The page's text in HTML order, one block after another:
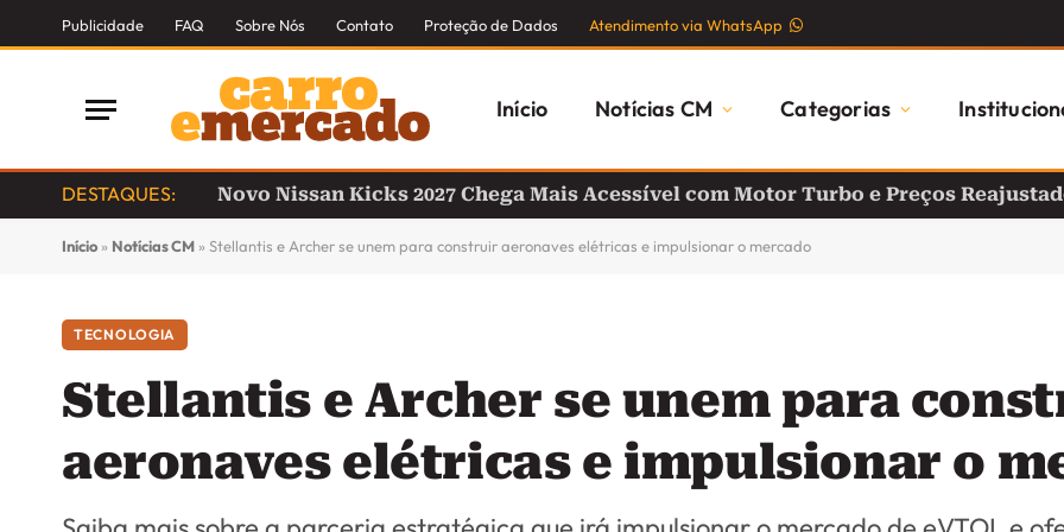
Publicidade FAQ Sobre Nós Contato Proteção de Dados Atendimento via WhatsApp
Início Notícias CM Categorias
DESTAQUES: Novo Nissan Kicks 2027 Chega Mais Acessível com Motor Turbo e Preços
Início » Notícias CM » Stellantis e Archer se unem para construir aeronaves elétricas e impulsionar o mercado
TECNOLOGIA
Stellantis e Archer se unem para
aeronaves elétricas e impulsionar o